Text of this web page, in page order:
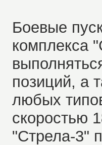
Боевые
комплекса
позиций, а
любых
скоростью
"Стрела-3"